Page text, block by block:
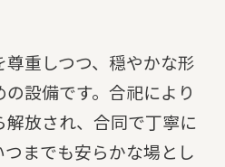
重しつつ、穏やかな形
設備です。合祀により
放され、合同で丁寧に
までも安らかな場とし